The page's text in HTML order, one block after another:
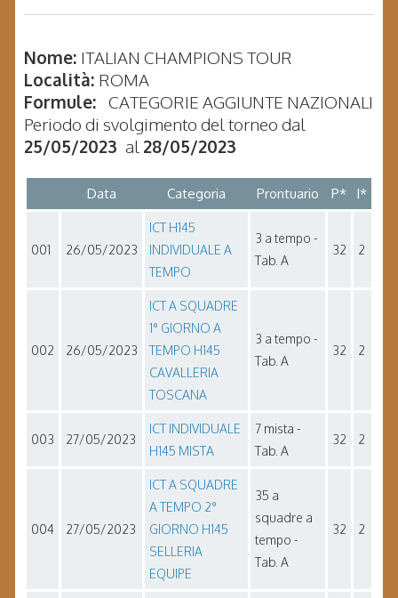
Nome: ITALIAN CHAMPIONS TOUR
Località: ROMA
Formule: CATEGORIE AGGIUNTE NAZIONALI
Periodo di svolgimento del torneo dal
25/05/2023 al 28/05/2023
Data Categoria Prontuario P* I*
001 26/05/2023
ICT H145
INDIVIDUALE A
TEMPO
3 a tempo -
Tab. A
32 2
002 26/05/2023
ICT A SQUADRE
1° GIORNO A
TEMPO H145
CAVALLERIA
TOSCANA
3 a tempo -
Tab. A
32 2
003 27/05/2023
ICT INDIVIDUALE
H145 MISTA
7 mista -
Tab. A
32 2
004 27/05/2023
ICT A SQUADRE
A TEMPO 2°
GIORNO H145
SELLERIA
EQUIPE
35 a
squadre a
tempo -
Tab. A
32 2